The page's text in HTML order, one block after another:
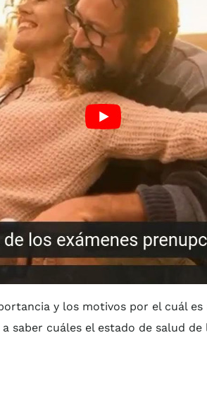
y los motivos por el cuál
saber cuáles el estado de salud de